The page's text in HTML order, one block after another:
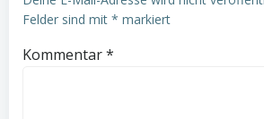
Felder sind mit * markiert
Kommentar*